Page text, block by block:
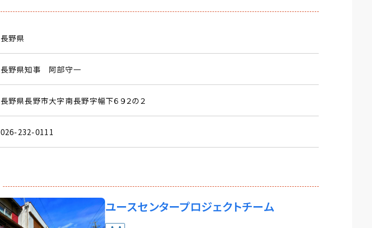
長野県
長野県知事 阿部守一
長野県長野市大字南長野字幅下６９２の２
026-232-0111
ユースセンタープロジェクトチーム